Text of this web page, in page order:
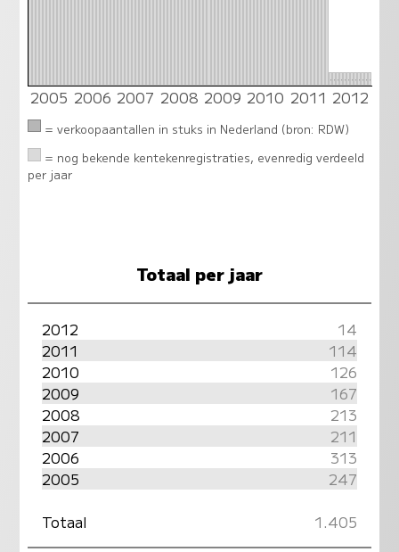
111111111111
2005 2006 2007 2008 2009 2010 2011 2012
= verkoopaantallen in stuks in Nederland (bron: RDW)
= nog bekende kentekenregistraties, evenredig verdeeld
per jaar
Totaal per jaar
2012
14
2011
114
2010
126
2009
167
2008
213
2007
211
2006
313
2005
247
Totaal
1.405